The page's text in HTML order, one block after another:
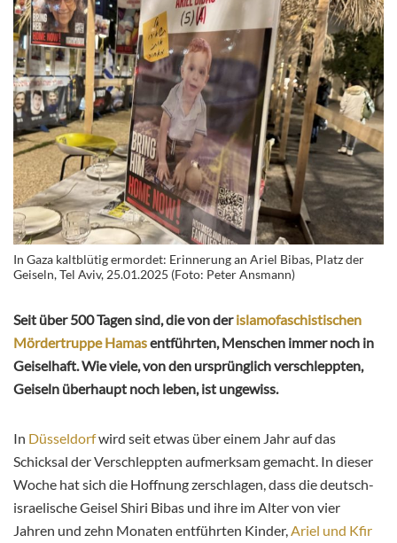
In Gaza kaltblütig ermordet: Erinnerung an Ariel Bibas, Platz der
Geiseln, Tel Aviv, 25.01.2025 (Foto: Peter Ansmann)
Seit über 500 Tagen sind, die von derislamofaschistischen
Mördertruppe Hamasentführten, Menschen immer noch in
Geiselhaft.Wie viele, von den ursprünglich verschleppten,
Geiseln überhaupt noch leben, ist ungewiss.
In Düsseldorfwird seit etwas über einem Jahr auf das
Schicksal der Verschleppten aufmerksam gemacht. In dieser
Woche hat sich die Hoffnung zerschlagen, dass die deutsch-
israelische Geisel Shiri Bibas und ihre im Alter von vier
Jahren und zehn Monaten entführten Kinder,Ariel und Kfir